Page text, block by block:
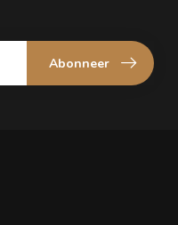
Abonneer